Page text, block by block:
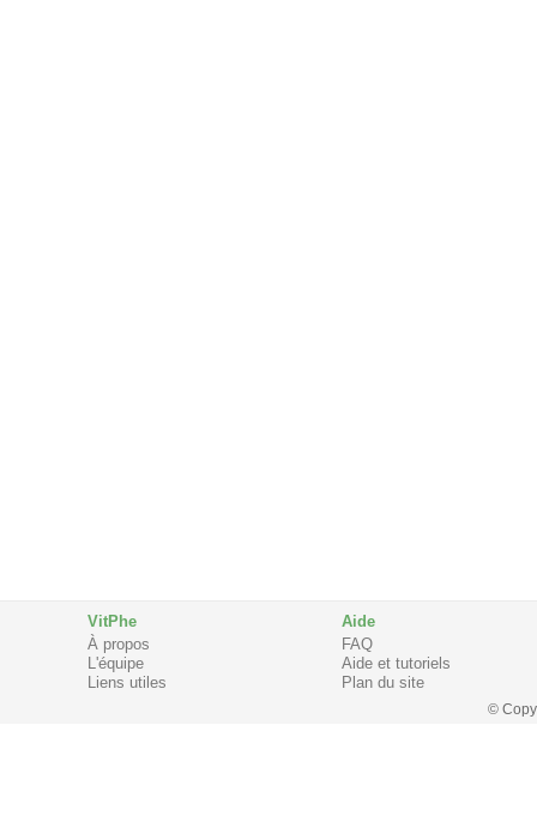
VitPhe
À propos
L'équipe
Liens utiles
Aide
FAQ
Aide et tutoriels
Plan du site
©